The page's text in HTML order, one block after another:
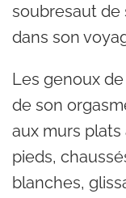
soubresaut de
dans son
Les genoux de
de son
aux murs plats
pieds,
blanches,